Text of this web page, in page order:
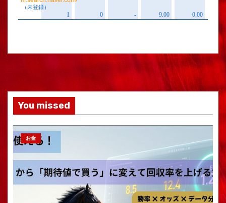
You missed
お金